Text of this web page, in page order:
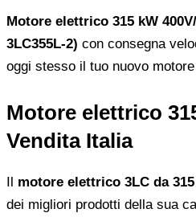
Motore elettrico 315 kW
3LC355L-2) con consegna
oggi stesso il tuo nuovo
Motore elettrico
Vendita Italia
Il motore elettrico 3LC da
dei migliori prodotti della sua